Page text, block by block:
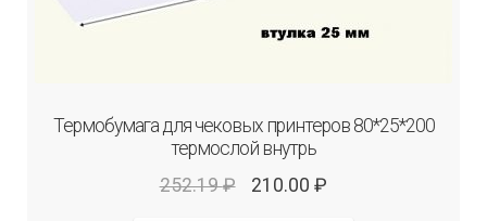
Термобумага для чековых принтеров 80*25*200
термослой внутрь
252.19₽ 210.00₽